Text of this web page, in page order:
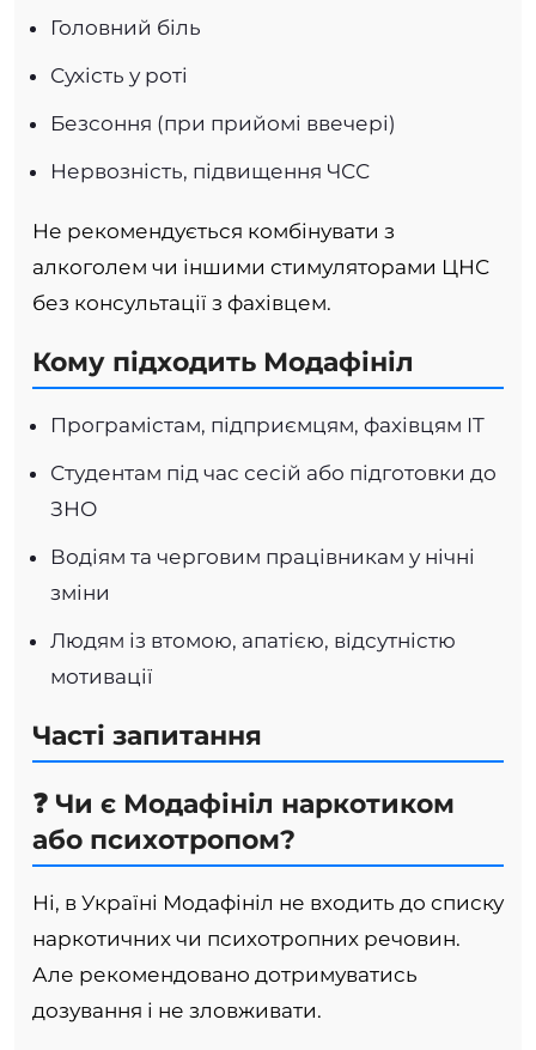
Головний біль
Сухість у роті
Безсоння (при прийомі ввечері)
Нервозність, підвищення ЧСС
Не рекомендується комбінувати з
алкоголем чи іншими стимуляторами ЦНС
без консультації з фахівцем.
Кому підходить Модафініл
Програмістам, підприємцям, фахівцям IT
Студентам під час сесій або підготовки до
ЗНО
Водіям та черговим працівникам у нічні
зміни
Людям із втомою, апатією, відсутністю
мотивації
Часті запитання
❓ Чи є Модафініл наркотиком
або психотропом?
Ні, в Україні Модафініл не входить до списку
наркотичних чи психотропних речовин.
Але рекомендовано дотримуватись
дозування і не зловживати.